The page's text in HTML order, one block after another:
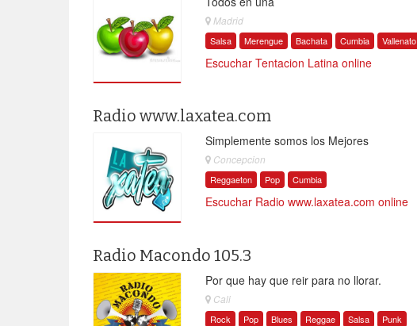
Madrid
Salsa Merengue Bachata Cumbia Vallenato
Escuchar Tentacion Latina online
Radio www.laxatea.com
Simplemente somos los Mejores
Concepcion
Reggaeton Pop Cumbia
Escuchar Radio www.laxatea.com online
Radio Macondo 105.3
Por que hay que reir para no llorar.
Cali
Rock Pop Blues Reggae Salsa Punk